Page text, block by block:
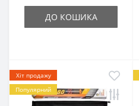
ДО КОШИКА
Хіт продажу
Популярний